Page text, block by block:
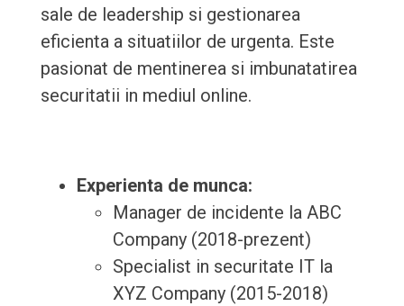
sale de leadership si gestionarea
eficienta a situatiilor de urgenta. Este
pasionat de mentinerea si imbunatatirea
securitatii in mediul online.
Experienta de munca:
Manager de incidente la ABC
Company (2018-prezent)
Specialist in securitate IT la
XYZ Company (2015-2018)